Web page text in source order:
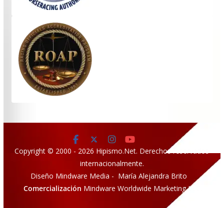
Copyright © 2000 - 2026 Hipismo.Net. Derechos reservados
internacionalmente.
Diseño Mindware Media - María Alejandra Brito
Comercialización Mindware Worldwide Marketing LLC.